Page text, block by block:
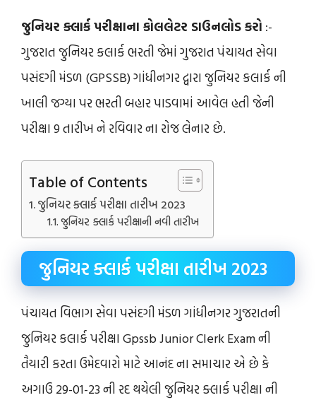
જુનિયર ક્લાર્ક પરીક્ષાના કોલલેટર ડાઉનલોડ કરો :-
ગુજરાત જુનિયર કલાર્ક ભરતી જેમાં ગુજરાત પંચાયત સેવા
પસંદગી મંડળ (GPSSB) ગાંધીનગર દ્વારા જુનિયર કલાર્ક ની
ખાલી જગ્યા પર ભરતી બહાર પાડવામાં આવેલ હતી જેની
પરીક્ષા 9 તારીખ ને રવિવાર ના રોજ લેનાર છે.
Table of Contents
જુનિયર ક્લાર્ક પરીક્ષા તારીખ 2023
જુનિયર ક્લાર્ક પરીક્ષાની નવી તારીખ
જુનિયર ક્લાર્ક પરીક્ષા તારીખ 2023
પંચાયત વિભાગ સેવા પસંદગી મંડળ ગાંધીનગર ગુજરાતની
જુનિયર કલાર્ક પરીક્ષા Gpssb Junior Clerk Exam ની
તૈયારી કરતા ઉમેદવારો માટે આનંદ ના સમાચાર એ છે કે
અગાઉ 29-01-23 ની રદ થયેલી જુનિયર ક્લાર્ક પરીક્ષા ની